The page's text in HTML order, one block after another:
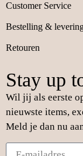
Customer Service
Bestelling &
Retouren
Stay up
Wil jij als eerste
nieuwste items,
Meld je dan nu